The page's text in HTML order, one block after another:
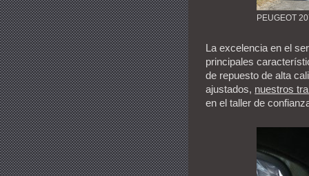
PEUGEOT
La excelencia en el
principales
de repuesto de alta
ajustados, nuestros
en el taller de